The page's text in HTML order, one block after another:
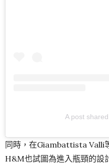
A post
同時，在Giambattista Valli
H&M也試圖為進入瓶頸的設